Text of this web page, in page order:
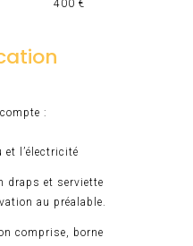
400 €
:
et l’électricité
draps et serviette
au préalable.
comprise, borne